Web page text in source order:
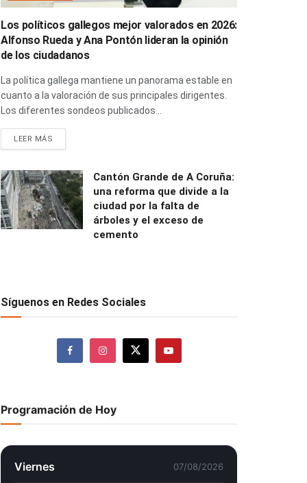
Los políticos gallegos mejor valorados en 2026:
Alfonso Rueda y Ana Pontón lideran la opinión
de los ciudadanos
La política gallega mantiene un panorama estable en
cuanto a la valoración de sus principales dirigentes.
Los diferentes sondeos publicados...
LEER MÁS
Cantón Grande de A Coruña:
una reforma que divide a la
ciudad por la falta de
árboles y el exceso de
cemento
Síguenos en Redes Sociales
Programación de Hoy
Viernes 07/08/2026